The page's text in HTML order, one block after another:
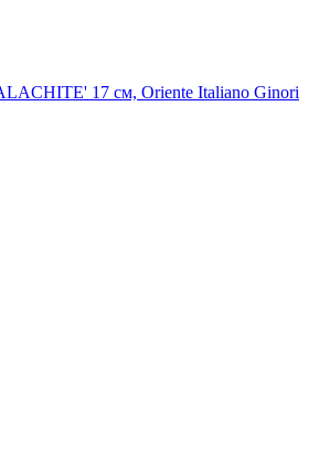
17 см, Oriente Italiano Ginori